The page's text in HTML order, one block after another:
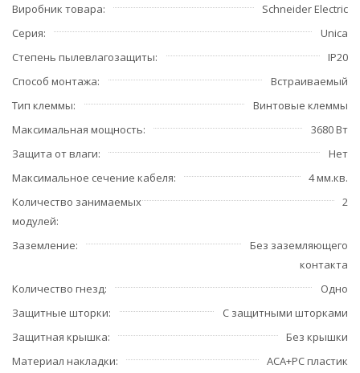
Виробник товара
Schneider Electric
Серия
Unica
Степень пылевлагозащиты
IP20
Способ монтажа
Встраиваемый
Тип клеммы
Винтовые клеммы
Максимальная мощность
3680 Вт
Защита от влаги
Нет
Максимальное сечение кабеля
4 мм.кв.
Количество занимаемых
модулей
2
Заземление
Без заземляющего
контакта
Количество гнезд
Одно
Защитные шторки
С защитными шторками
Защитная крышка
Без крышки
Материал накладки
ACA+PC пластик